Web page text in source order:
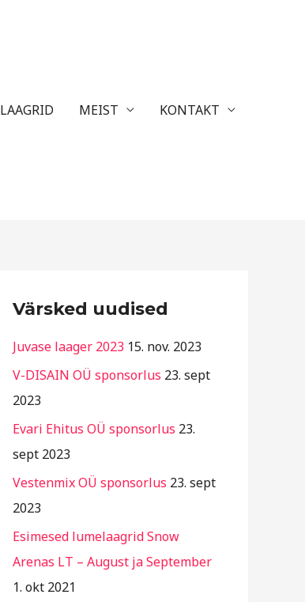
LAAGRID MEIST KONTAKT
Värsked uudised
Juvase laager 2023 15. nov. 2023
V-DISAIN OÜ sponsorlus 23. sept
2023
Evari Ehitus OÜ sponsorlus 23.
sept 2023
Vestenmix OÜ sponsorlus 23. sept
2023
Esimesed lumelaagrid Snow
Arenas LT – August ja September
1. okt 2021
u
r
i
i
g
i
d